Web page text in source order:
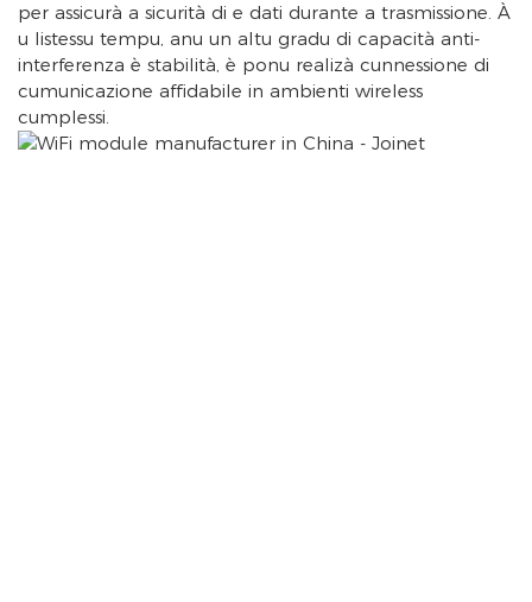
per assicurà a sicurità di e dati durante a trasmissione. À
u listessu tempu, anu un altu gradu di capacità anti-
interferenza è stabilità, è ponu realizà cunnessione di
cumunicazione affidabile in ambienti wireless
cumplessi.